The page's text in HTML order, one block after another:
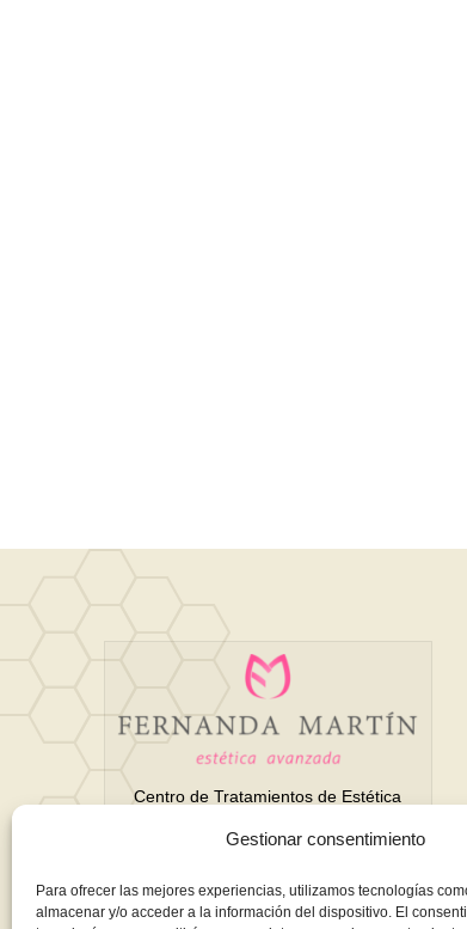
Gestionar consentimiento
Para ofrecer las mejores experiencias, utilizamos tecnologías
almacenar y/o acceder a la información del dispositivo. El
Centro de Tratamientos de Estética
Avanzada y Belleza en Motril